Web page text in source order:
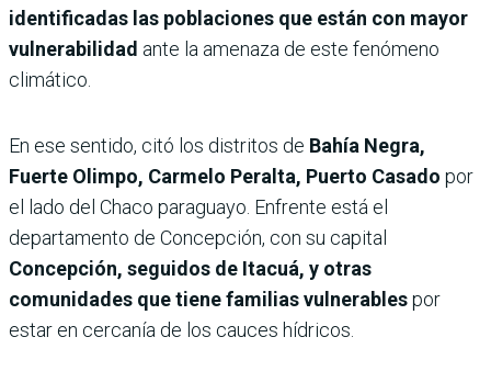
identificadas las poblaciones que están con mayor
vulnerabilidad ante la amenaza de este fenómeno
climático.
En ese sentido, citó los distritos de Bahía Negra,
Fuerte Olimpo, Carmelo Peralta, Puerto Casado por
el lado del Chaco paraguayo. Enfrente está el
departamento de Concepción, con su capital
Concepción, seguidos de Itacuá, y otras
comunidades que tiene familias vulnerablespor
estar en cercanía de los cauces hídricos.